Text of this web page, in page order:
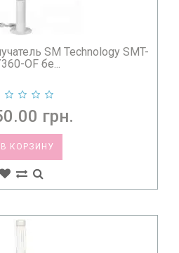
SM Technology SMT-
OF бе...
грн.
В КОРЗИНУ